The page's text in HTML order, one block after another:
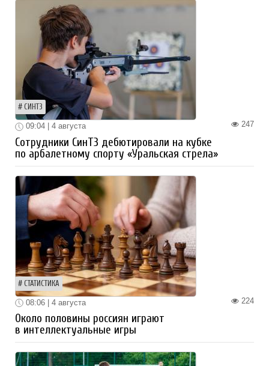
СИНТЗ
247
09:04 | 4 августа
Сотрудники СинТЗ дебютировали на кубке
по арбалетному спорту «Уральская стрела»
СТАТИСТИКА
224
08:06 | 4 августа
Около половины россиян играют
в интеллектуальные игры